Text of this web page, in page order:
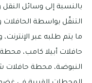
بالنسبة إلى وسائل
التنقّل بواسطة الحافلات
ما يتم طلبه عبر
حافلات أبيلا كامب،
النبوضة، محطة حافلات